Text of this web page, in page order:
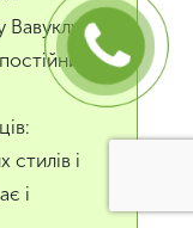
Вавуклубу
стилів і
і